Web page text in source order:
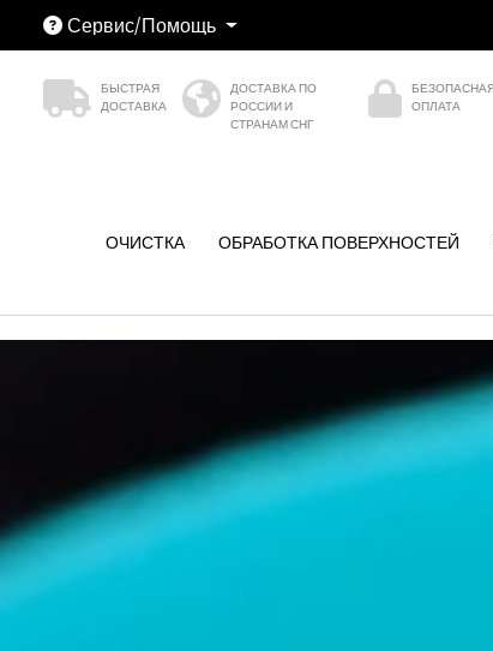
Перейти к основной навигации
Сервис/Помощь
БЫСТРАЯ
ДОСТАВКА
ДОСТАВКА ПО
РОССИИ И
СТРАНАМ СНГ
ОПЛАТА
ОЧИСТКА ОБРАБОТКА ПОВЕРХНОСТЕЙ